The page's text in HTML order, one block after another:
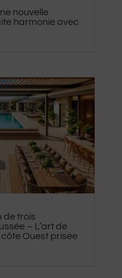
nouvelle
harmonie avec
de trois
– L’art de
Ouest prisée